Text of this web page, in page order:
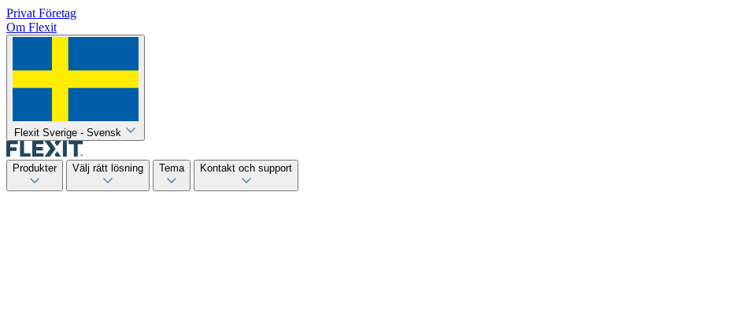
Privat Företag
Om Flexit
Flexit Sverige - Svensk
Produkter Välj rätt lösning Tema Kontakt och support